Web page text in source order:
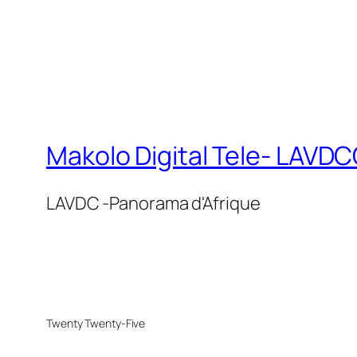
Makolo Digital Tele-
LAVDC -Panorama d'Afrique
Twenty Twenty-Five